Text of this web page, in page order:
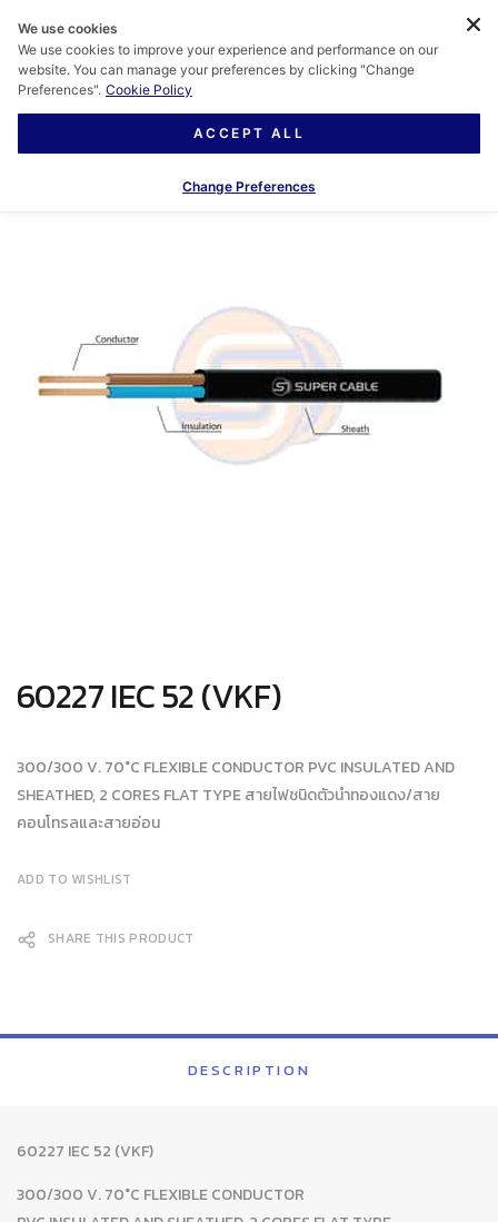
60227 IEC 52 (VKF)
300/300 V. 70°C FLEXIBLE CONDUCTOR PVC INSULATED AND
SHEATHED, 2 CORES FLAT TYPE สายไฟชนิดตัวนำทองแดง/สาย
คอนโทรลและสายอ่อน
ADD TO WISHLIST
SHARE THIS PRODUCT
DESCRIPTION
60227 IEC 52 (VKF)
300/300 V. 70°C FLEXIBLE CONDUCTOR
We use cookies
We use cookies to improve your experience and performance on our
website. You can manage your preferences by clicking "Change
Preferences". Cookie Policy
ACCEPT ALL
Change Preferences